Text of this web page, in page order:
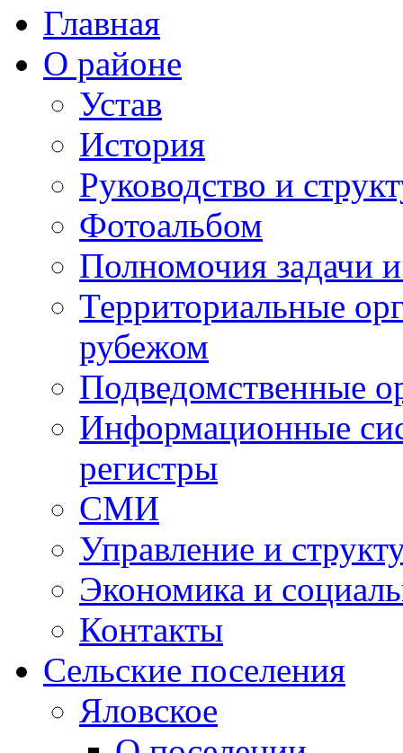
Главная
О районе
Устав
История
Руководство и
Фотоальбом
Полномочия задачи
Территориальные
рубежом
Подведомственные
Информационные
регистры
СМИ
Управление и
Экономика и
Контакты
Сельские поселения
Яловское